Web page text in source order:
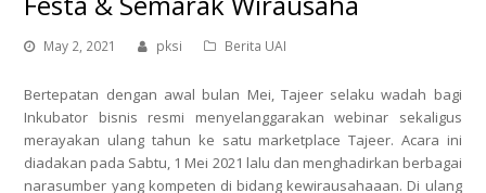
May 2, 2021 pksi Berita UAI
Bertepatan dengan awal bulan Mei, Tajeer selaku wadah bagi
Inkubator bisnis resmi menyelanggarakan webinar sekaligus
merayakan ulang tahun ke satu marketplace Tajeer. Acara ini
diadakan pada Sabtu, 1 Mei 2021 lalu dan menghadirkan berbagai
narasumber yang kompeten di bidang kewirausahaaan. Di ulang